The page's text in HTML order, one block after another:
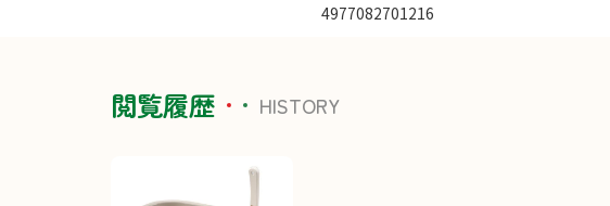
4977082701216
閲覧履歴 HISTORY